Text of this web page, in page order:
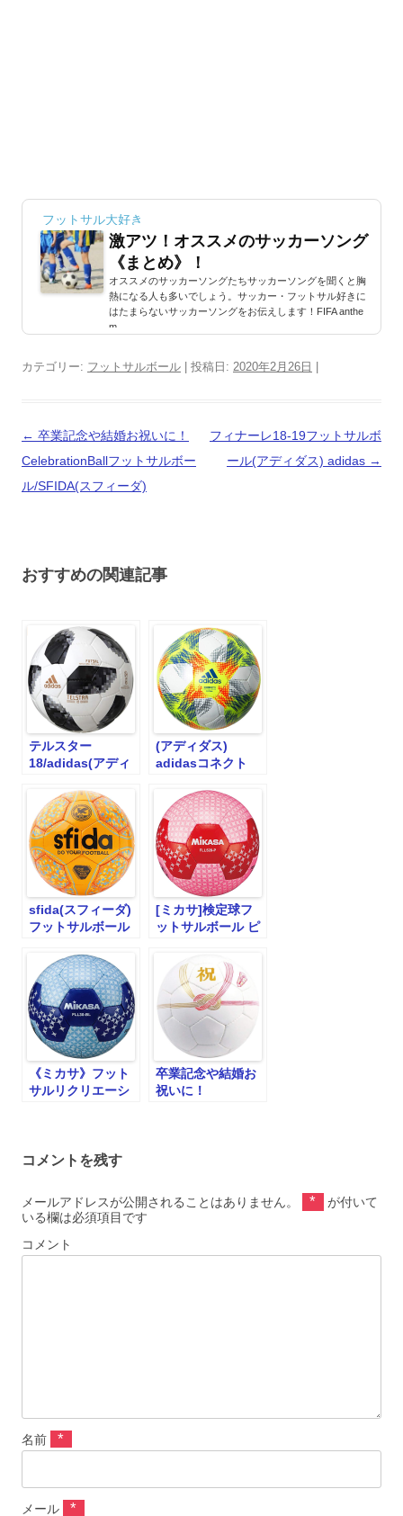
フットサル大好き
激アツ！オススメのサッカーソング
《まとめ》！
オススメのサッカーソングたちサッカーソングを聞くと胸
熱になる人も多いでしょう。サッカー・フットサル好きに
はたまらないサッカーソングをお伝えします！FIFA anthe
m...
カテゴリー: フットサルボール | 投稿日: 2020年2月26日
投
稿
ナ
シ
← 卒業記念や結婚お祝いに！
CelebrationBallフットサルボー
ル/SFIDA(スフィーダ)
フィナーレ18-19フットサルボ
ール(アディダス) adidas →
おすすめの関連記事
テルスター
18/adidas(アディ
ール/AFF4300
(アディダス)
adidasコネクト
sfida(スフィーダ)
フットサルボール
グ/ドット水玉イン
フィニート
2(INFINITO II)
[ミカサ]検定球フ
ットサルボール ピ
《ミカサ》フット
サルリクリエーシ
卒業記念や結婚お
祝いに！
コメントを残す
メールアドレスが公開されることはありません。 *
が付いて
いる欄は必須項目です
コメント
名前 *
メール *